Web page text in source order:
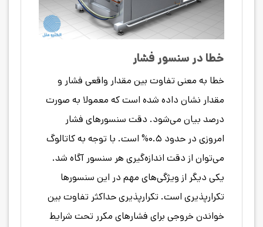
خطا در سنسور فشار
خطا به معنی تفاوت بین مقدار واقعی فشار و
مقدار نشان داده شده است که معمولا به صورت
درصد بیان می‌شود. دقت سنسورهای فشار
امروزی در حدود ۰.۵% است. با توجه به کاتالوگ
می‌توان از دقت اندازه‌گیری هر سنسور آگاه شد.
یکی دیگر از ویژگی‌های مهم در این سنسورها
تکرارپذیری است. تکرارپذیری حداکثر تفاوت بین
خواندن خروجی برای فشارهای مکرر تحت شرایط